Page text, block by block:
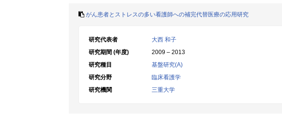
がん患者とストレスの多い看護師への補完代替医療の応用研究
研究代表者
大西 和子
研究期間 (年度)
2009 – 2013
研究種目
基盤研究(A)
研究分野
臨床看護学
研究機関
三重大学